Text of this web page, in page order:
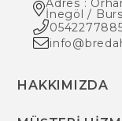
İnegöl /
HAKKIMIZDA